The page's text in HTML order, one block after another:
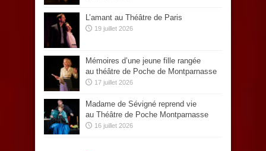
L’amant au Théâtre de Paris
19 juillet 2026
Mémoires d’une jeune fille rangée
au théâtre de Poche de Montparnasse
17 juillet 2026
Madame de Sévigné reprend vie
au Théâtre de Poche Montparnasse
16 juillet 2026